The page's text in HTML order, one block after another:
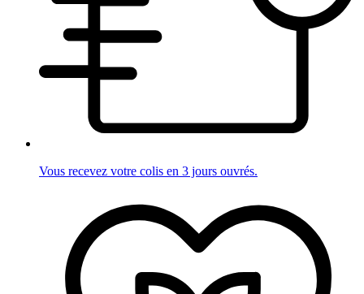
Vous recevez votre colis en 3 jours ouvrés.